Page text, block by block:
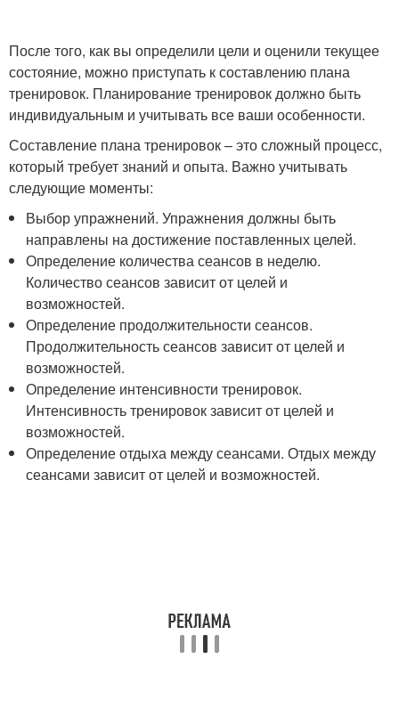
После того, как вы определили цели и оценили текущее
состояние, можно приступать к составлению плана
тренировок. Планирование тренировок должно быть
индивидуальным и учитывать все ваши особенности.
Составление плана тренировок – это сложный процесс,
который требует знаний и опыта. Важно учитывать
следующие моменты:
Выбор упражнений. Упражнения должны быть
направлены на достижение поставленных целей.
Определение количества сеансов в неделю.
Количество сеансов зависит от целей и
возможностей.
Определение продолжительности сеансов.
Продолжительность сеансов зависит от целей и
возможностей.
Определение интенсивности тренировок.
Интенсивность тренировок зависит от целей и
возможностей.
Определение отдыха между сеансами. Отдых между
сеансами зависит от целей и возможностей.